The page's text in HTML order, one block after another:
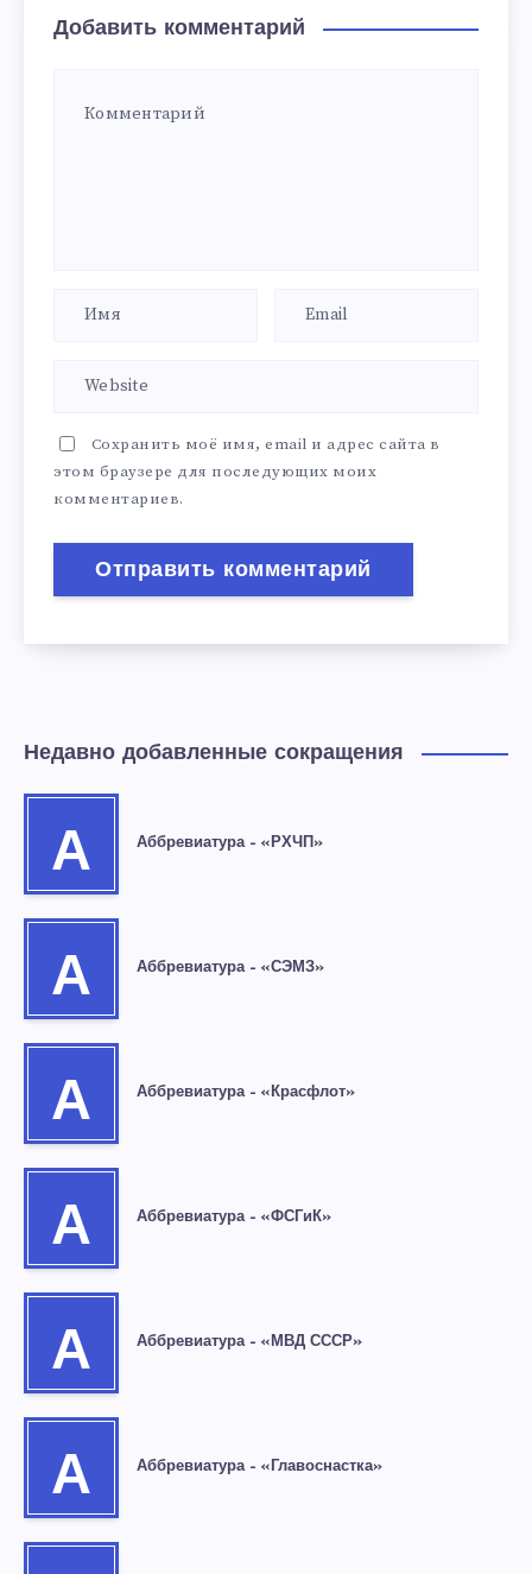
Добавить комментарий
Сохранить моё имя, email и адрес сайта в
этом браузере для последующих моих
комментариев.
Недавно добавленные сокращения
А Аббревиатура – «РХЧП»
А Аббревиатура – «СЭМЗ»
А Аббревиатура – «Красфлот»
А Аббревиатура – «ФСГиК»
А Аббревиатура – «МВД СССР»
А Аббревиатура – «Главоснастка»